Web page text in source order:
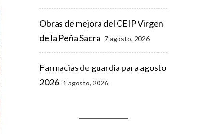
Obras de mejora del CEIP Virgen
de la Peña Sacra 7 agosto, 2026
Farmacias de guardia para agosto
2026 1 agosto, 2026